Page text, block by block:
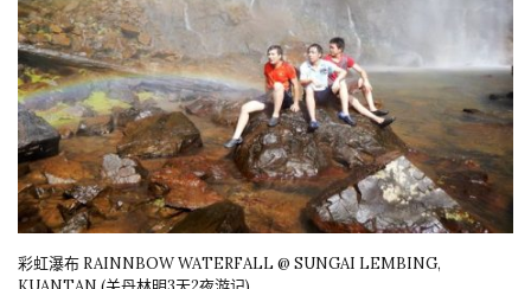
彩虹瀑布 RAINNBOW WATERFALL @ SUNGAI LEMBING,